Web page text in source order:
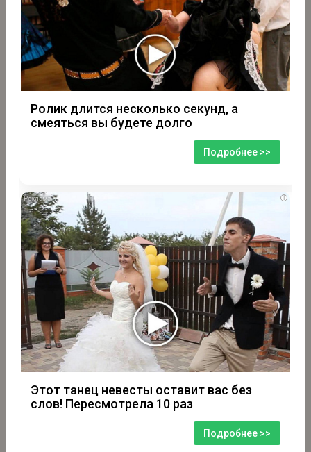
Ролик длится несколько секунд, а
смеяться вы будете долго
Подробнее >>
i
Этот танец невесты оставит вас без
слов! Пересмотрела 10 раз
Подробнее >>